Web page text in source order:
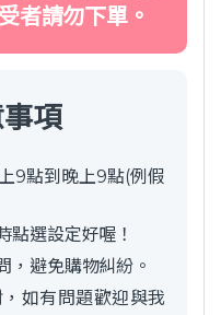
者請勿下單。
項
9點到晚上9點(例假
點選設定好喔！
，避免購物糾紛。
如有問題歡迎與我